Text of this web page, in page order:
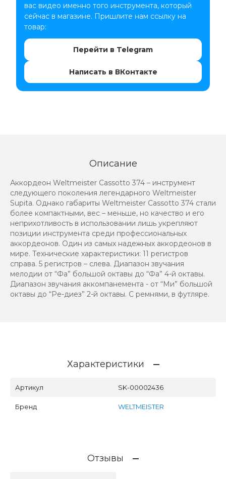
вас видео именно того инструмента, который
сейчас в магазине. Пришлите нам ссылку на
товар:
Перейти в Telegram
Написать в ВКонтакте
Описание
Аккордеон Weltmeister Cassotto 374 – инструмент
следующего поколения легендарного Weltmeister
Supita. Однако габариты Weltmeister Cassotto 374 стали
более компактными, вес – меньше, но качество и его
неприхотливость в использовании лишь укрепляют
позиции инструмента среди профессиональных
аккордеонов. Один из самых надежных аккордеонов в
мире. Технические характеристики: 11 регистров
справа. 5 регистров – слева. Диапазон звучания
мелодии от “Фа” большой октавы до “Фа” 4-й октавы.
Диапазон звучания аккомпанемента - от “Ми” большой
октавы до “Ре-диез” 2-й октавы. С ремнями, в футляре.
Характеристики
Артикул SK-00002436
Бренд WELTMEISTER
Отзывы